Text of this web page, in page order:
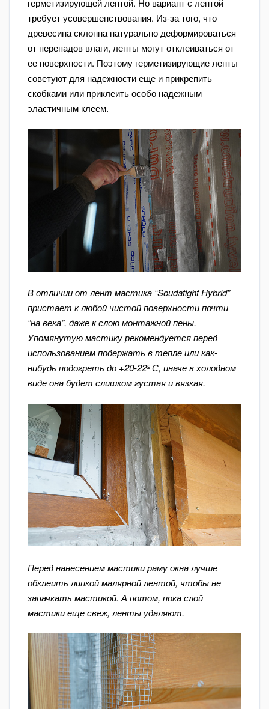
герметизирующей лентой. Но вариант с лентой
требует усовершенствования. Из-за того, что
древесина склонна натурально деформироваться
от перепадов влаги, ленты могут отклеиваться от
ее поверхности. Поэтому герметизирующие ленты
советуют для надежности еще и прикрепить
скобками или приклеить особо надежным
эластичным клеем.
В отличии от лент мастика “Soudatight Hybrid"
пристает к любой чистой поверхности почти
“на века”, даже к слою монтажной пены.
Упомянутую мастику рекомендуется перед
использованием подержать в тепле или как-
нибудь подогреть до +20-22º С, иначе в холодном
виде она будет слишком густая и вязкая.
Перед нанесением мастики раму окна лучше
обклеить липкой малярной лентой, чтобы не
запачкать мастикой. А потом, пока слой
мастики еще свеж, ленты удаляют.